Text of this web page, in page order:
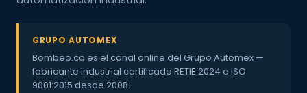
GRUPO AUTOMEX
Bombeo.co es el canal online del Grupo Automex —
fabricante industrial certificado RETIE 2024 e ISO
9001:2015 desde 2008.